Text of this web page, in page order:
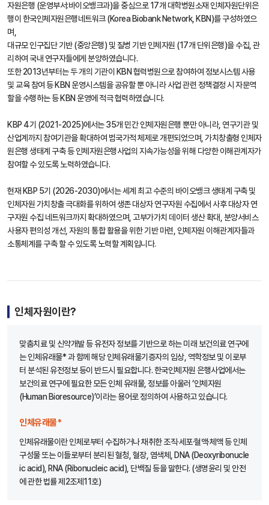
자원은행 (운영부서:바이오뱅크과)을 중심으로 17개 대학병원소재 인체자원단위은
행이 한국인체자원은행네트워크 (Korea Biobank Network, KBN)를 구성하였으
며,
대규모 인구집단 기반 (중앙은행) 및 질병 기반 인체자원 (17개 단위은행)을 수집, 관
리하여 국내 연구자들에게 분양하였습니다.
또한 2013년부터는 두 개의 기관이 KBN 협력병원으로 참여하여 정보시스템 사용
및 교육 참여 등 KBN 운영시스템을 공유할 뿐 아니라 사업 관련 정책결정 시 자문역
할을 수행하는 등 KBN 운영에 적극 협력하였습니다.
KBP 4기 (2021-2025)에서는 35개 민간 인체자원은행 뿐만 아니라, 연구기관 및
산업계까지 참여기관을 확대하여 범국가적 체제로 개편되었으며, 가치창출형 인체자
원은행 생태계 구축 등 인체자원은행사업의 지속가능성을 위해 다양한 이해관계자가
참여할 수 있도록 노력하였습니다.
현재 KBP 5기 (2026-2030)에서는 세계 최고 수준의 바이오뱅크 생태계 구축 및
인체자원 가치창출 극대화를 위하여 생존 대상자 연구자원 수집에서 사후 대상자 연
구자원 수집 네트워크까지 확대하였으며, 고부가가치 데이터 생산 확대, 분양서비스
사용자 편의성 개선, 자원의 통합 활용을 위한 기반 마련, 인체자원 이해관계자들과
소통체계를 구축 할 수 있도록 노력할 계획입니다.
인체자원이란?
맞춤치료 및 신약개발 등 유전자 정보를 기반으로 하는 미래 보건의료 연구에
는 인체유래물* 과 함께 해당 인체유래물기증자의 임상, 역학정보 및 이로부
터 분석된 유전정보 등이 반드시 필요합니다. 한국인체자원 은행사업에서는
보건의료 연구에 필요한 모든 인체 유래물, 정보를 아울러 ‘인체자원
(Human Bioresource)’이라는 용어로 정의하여 사용하고 있습니다.
인체유래물*
인체유래물이란 인체로부터 수집하거나 채취한 조직·세포·혈액·체액 등 인체
구성물 또는 이들로부터 분리된 혈청, 혈장, 염색체, DNA (Deoxyribonucle
ic acid), RNA (Ribonucleic acid), 단백질 등을 말한다. (생명윤리 및 안전
에 관한 법률 제2조제11호)